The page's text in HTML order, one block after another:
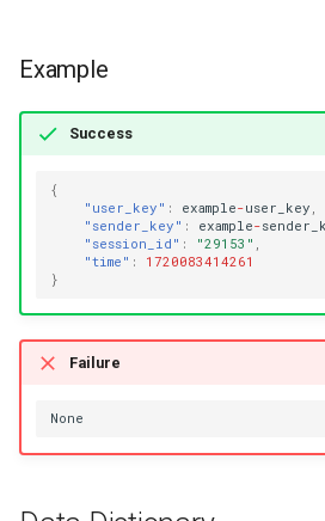
Example
Success
{
"user_key" : example-user_key
"sender_key" : example-sen
"session_id" : "29153"
"time" :
1720083414261
}
Failure
None